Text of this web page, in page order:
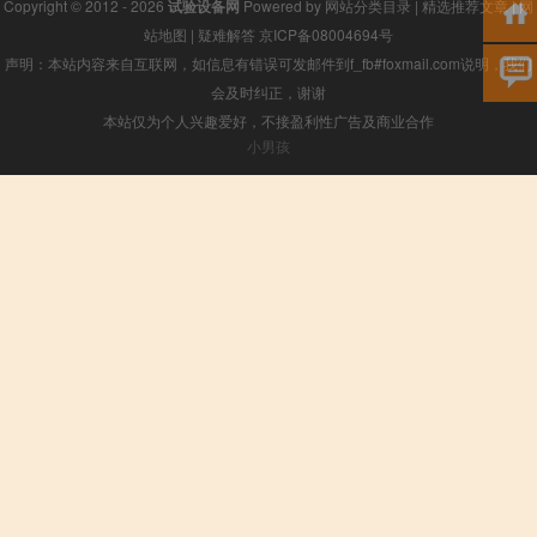
Copyright © 2012 - 2026 试验设备网 Powered by 网站分类目录 | 精选推荐文章|网
站地图 | 疑难解答 京ICP备08004694号
声明：本站内容来自互联网，如信息有错误可发邮件到f_fb#foxmail.com说明，我们
会及时纠正，谢谢
本站仅为个人兴趣爱好，不接盈利性广告及商业合作
小男孩